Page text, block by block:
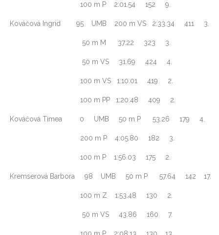
100 m P 2:01.54 152 9.
Kováčová Ingrid 95 UMB 200 m VS 2:33.34 411 3.
50 m M 37.22 323 3.
50 m VS 31.69 424 4.
100 m VS 1:10.01 419 2.
100 m PP 1:20.48 409 2.
Kováčová Timea 0 UMB 50 m P 53.26 179 4.
200 m P 4:05.80 182 3.
100 m P 1:56.03 175 2.
Kremserová Barbora 98 UMB 50 m P 57.64 142 17.
100 m Z 1:53.48 130 2.
50 m VS 43.86 160 7.